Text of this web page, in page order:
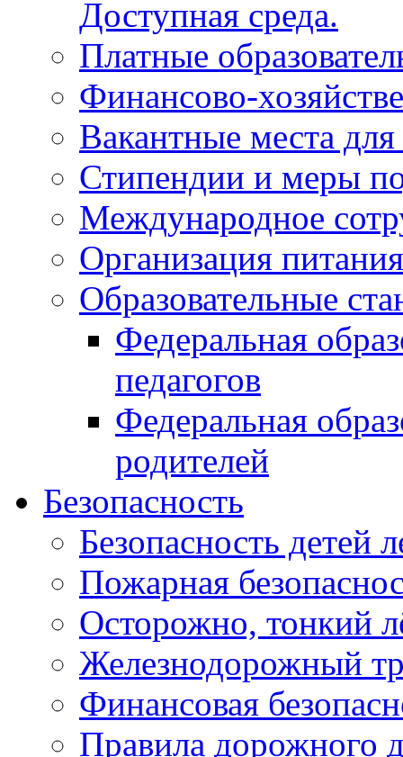
Доступная среда.
Платные
Финансово-
Вакантные места
Стипендии и меры
Международное
Организация
Образовательные
Федеральная
педагогов
Федеральная
родителей
Безопасность
Безопасность детей
Пожарная
Осторожно, тонкий
Железнодорожный
Финансовая
Правила дорожного